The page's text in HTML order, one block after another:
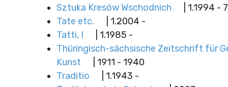
Sztuka Kresów Wschodnich
| 1.1994 -
Tate etc.
| 1.2004 -
Tatti, I
| 1.1985 -
Thüringisch-sächsische Zeitschrift für
Kunst
| 1911 - 1940
Traditio
| 1.1943 -